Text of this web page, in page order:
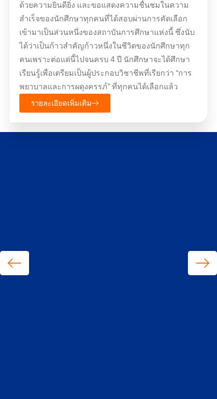
ด้วยความยินดียิ่ง และขอแสดงความชื่นชมในความ
สำเร็จของนักศึกษาทุกคนที่ได้สอบผ่านการคัดเลือก
เข้ามาเป็นส่วนหนึ่งของสถาบันการศึกษาแห่งนี้ ซึ่งนับ
ได้ว่าเป็นก้าวสำคัญก้าวหนึ่งในชีวิตของนักศึกษาทุก
คนเพราะต่อแต่นี้ไปจนครบ 4 ปี นักศึกษาจะได้ศึกษา
เรียนรู้เพื่อเตรียมเป็นผู้ประกอบวิชาชีพที่เรียกว่า “การ
พยาบาลและการผดุงครรภ์” ที่ทุกคนได้เลือกแล้ว
รายละเอียดเพิ่มเติม